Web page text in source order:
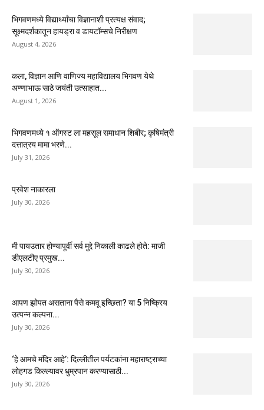
भिगवणमध्ये विद्यार्थ्यांचा विज्ञानाशी प्रत्यक्ष संवाद;
सूक्ष्मदर्शकातून हायड्रा व डायटॉम्सचे निरीक्षण
August 4, 2026
कला, विज्ञान आणि वाणिज्य महाविद्यालय भिगवण येथे
अण्णाभाऊ साठे जयंती उत्साहात...
August 1, 2026
भिगवणमध्ये १ ऑगस्ट ला महसूल समाधान शिबीर; कृषिमंत्री
दत्तात्रय मामा भरणे...
July 31, 2026
प्रवेश नाकारला
July 30, 2026
मी पायउतार होण्यापूर्वी सर्व मुद्दे निकाली काढले होते: माजी
डीएलटीए प्रमुख...
July 30, 2026
आपण झोपत असताना पैसे कमवू इच्छिता? या 5 निष्क्रिय
उत्पन्न कल्पना...
July 30, 2026
‘हे आमचे मंदिर आहे’: दिल्लीतील पर्यटकांना महाराष्ट्राच्या
लोहगड किल्ल्यावर धुम्रपान करण्यासाठी...
July 30, 2026